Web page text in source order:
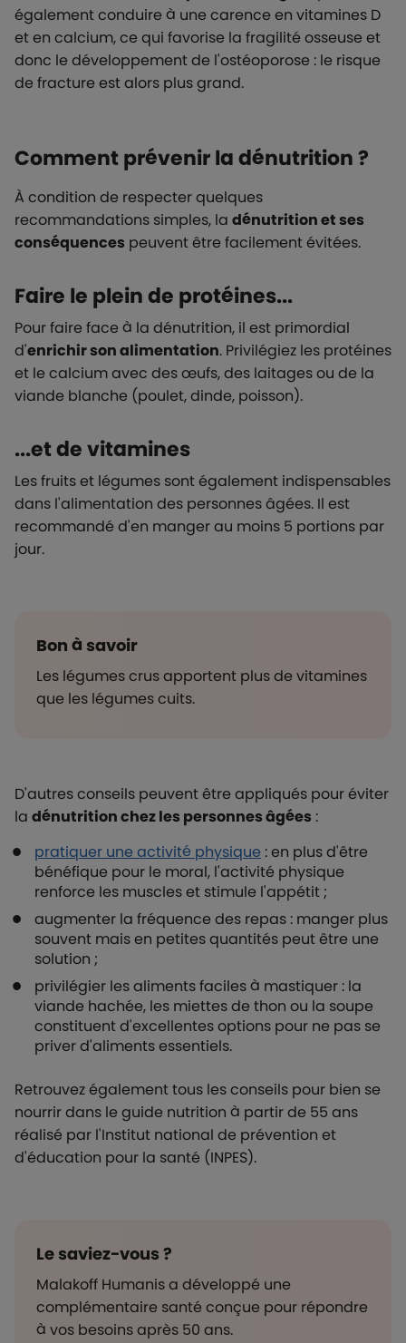
également conduire à une carence en vitamines D
et en calcium, ce qui favorise la fragilité osseuse et
donc le développement de l'ostéoporose : le risque
de fracture est alors plus grand.
Comment prévenir la dénutrition ?
À condition de respecter quelques
recommandations simples, la dénutrition et ses
conséquences peuvent être facilement évitées.
Faire le plein de protéines...
Pour faire face à la dénutrition, il est primordial
d'enrichir son alimentation. Privilégiez les protéines
et le calcium avec des œufs, des laitages ou de la
viande blanche (poulet, dinde, poisson).
...et de vitamines
Les fruits et légumes sont également indispensables
dans l'alimentation des personnes âgées. Il est
recommandé d'en manger au moins 5 portions par
jour.
Bon à savoir
Les légumes crus apportent plus de vitamines
que les légumes cuits.
D'autres conseils peuvent être appliqués pour éviter
la dénutrition chez les personnes âgées :
pratiquer une activité physique : en plus d'être
bénéfique pour le moral, l'activité physique
renforce les muscles et stimule l'appétit ;
augmenter la fréquence des repas : manger plus
souvent mais en petites quantités peut être une
solution ;
privilégier les aliments faciles à mastiquer : la
viande hachée, les miettes de thon ou la soupe
constituent d'excellentes options pour ne pas se
priver d'aliments essentiels.
Retrouvez également tous les conseils pour bien se
nourrir dans le guide nutrition à partir de 55 ans
réalisé par l'Institut national de prévention et
d'éducation pour la santé (INPES).
Le saviez-vous ?
Malakoff Humanis a développé une
complémentaire santé conçue pour répondre
à vos besoins après 50 ans.